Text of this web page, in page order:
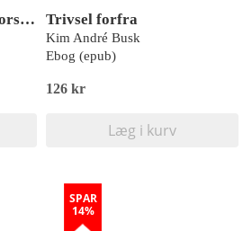
Mellem normalitet og forskellighed Trivsel forfra
Kim André Busk
Ebog (epub)
126 kr
Læg i kurv
SPAR
14%